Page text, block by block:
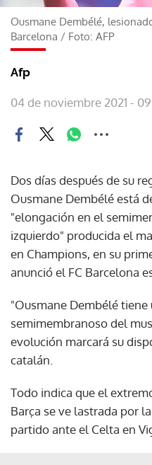
Ousmane Dembélé,
Barcelona / Foto: AFP
Afp
04 de noviembre 2021 -
Dos días después de su
Ousmane Dembélé está
"elongación en el
izquierdo" producida el
en Champions, en su
anunció el FC Barcelona
"Ousmane Dembélé
semimembranoso del
evolución marcará su
catalán.
Todo indica que el
Barça se ve lastrada por
partido ante el Celta en